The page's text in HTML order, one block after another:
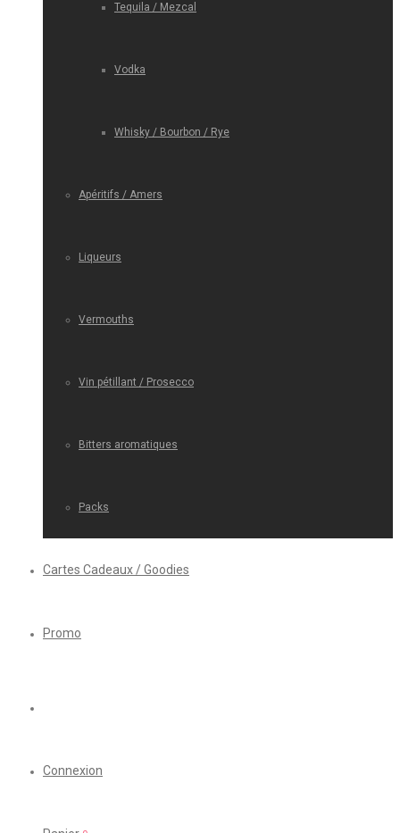
Tequila / Mezcal
Vodka
Whisky / Bourbon / Rye
Apéritifs / Amers
Liqueurs
Vermouths
Vin pétillant / Prosecco
Bitters aromatiques
Packs
Cartes Cadeaux / Goodies
Promo
Connexion